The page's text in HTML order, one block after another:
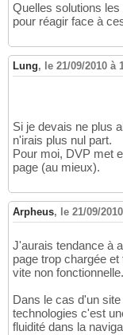
Quelles solutions
pour réagir face à
Lung, le 21/09/2010 à
Si je devais ne plus
n'irais plus nul part.
Pour moi, DVP met
page (au mieux).
Arpheus, le 21/09/
J'aurais tendance à
page trop chargée
vite non fonctionnelle.
Dans le cas d'un
technologies c'est
fluidité dans la